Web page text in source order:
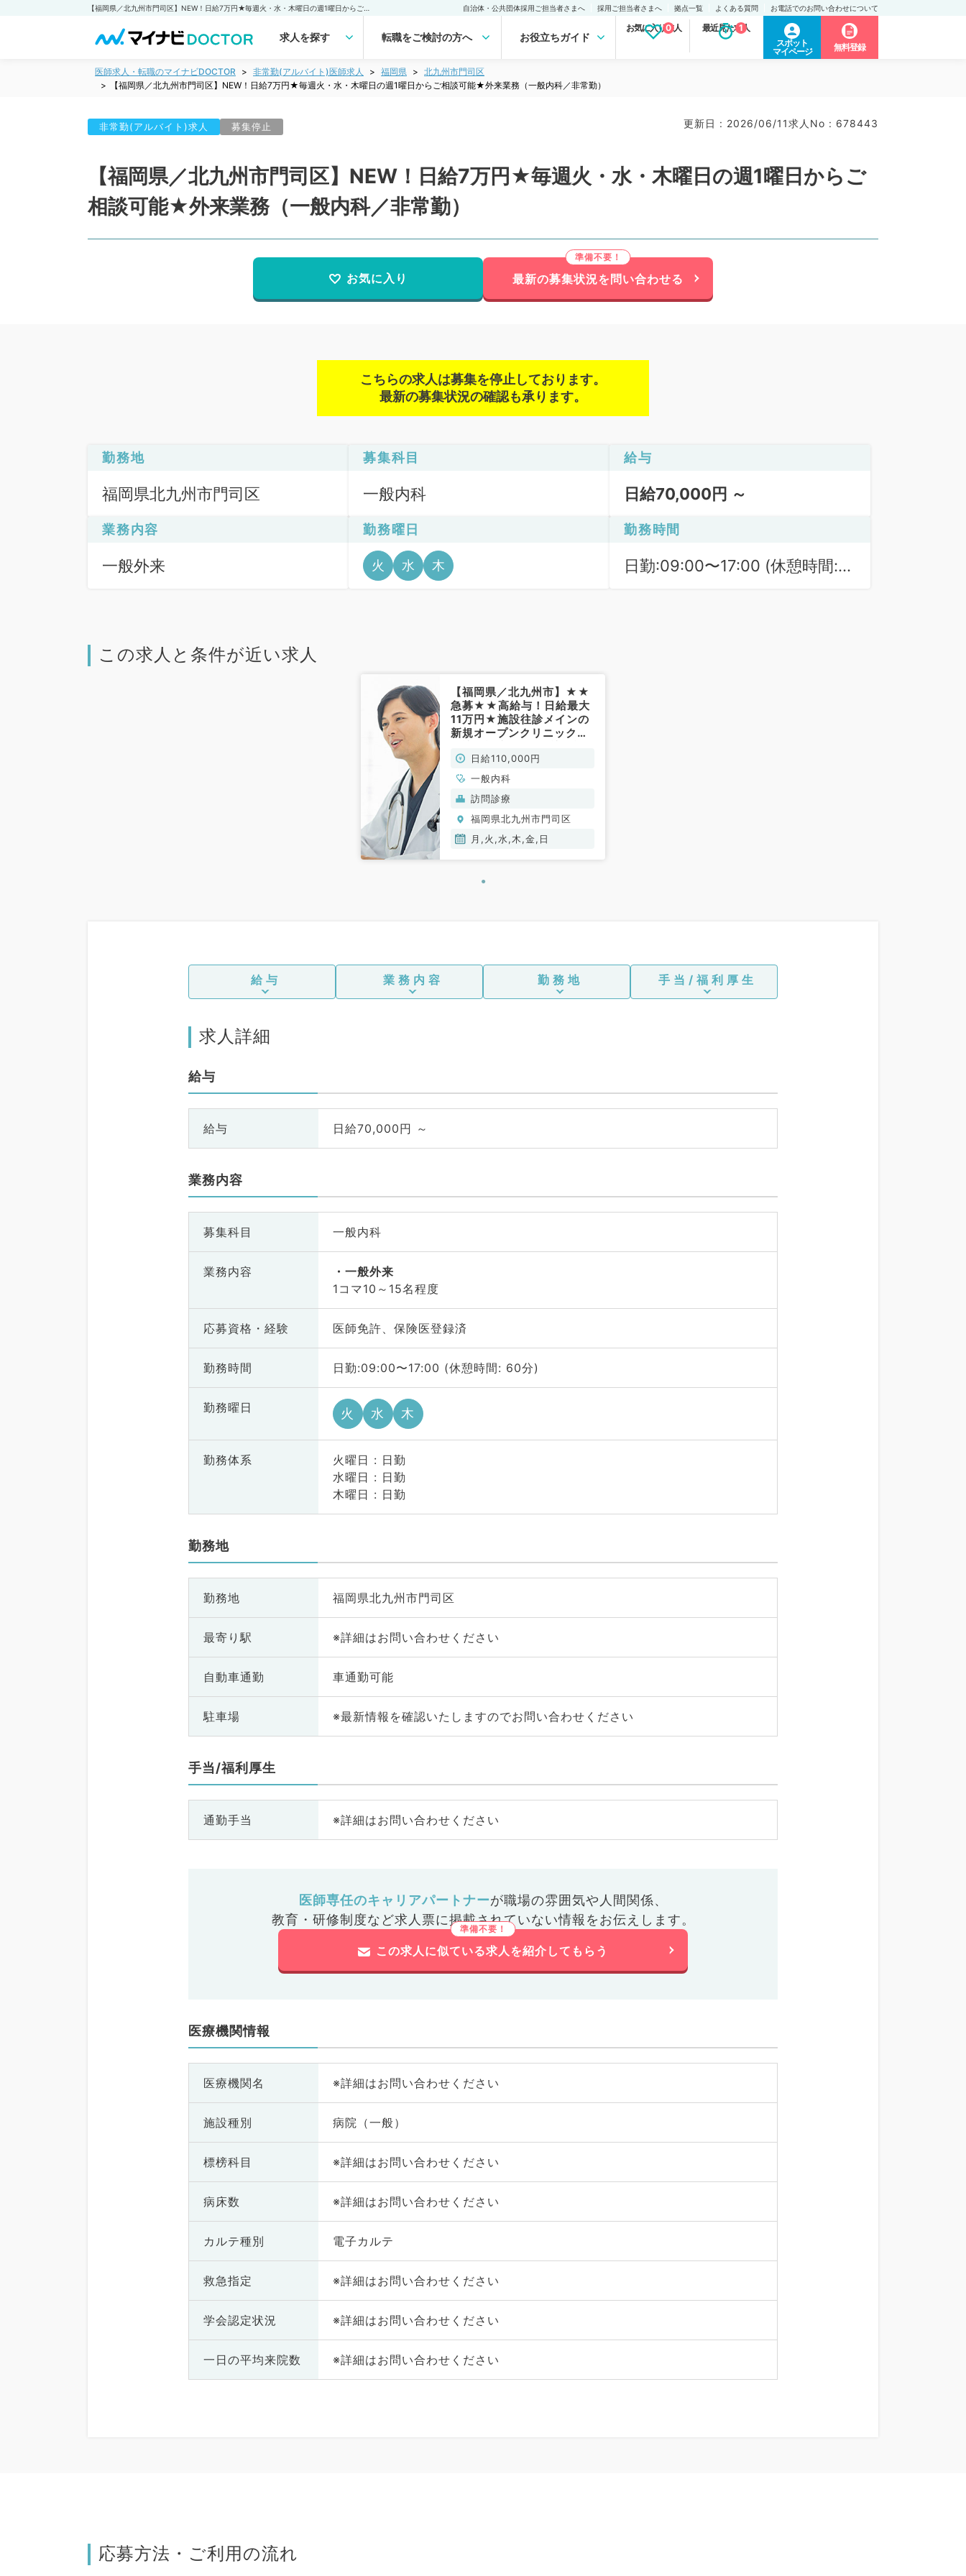
自治体・公共団体採用ご担当者さまへ 採用ご担当者さまへ 拠点一覧 よくある質問 お電話でのお問い合わせについて
求人を探す 転職をご検討の方へ お役立ちガイド
お気に入り求人
0 最近見た求人
1
スポット
マイページ
無料登録
医師求人・転職のマイナビDOCTOR 非常勤(アルバイト)医師求人 福岡県
北九州市門司区
【福岡県／北九州市門司区】NEW！日給7万円★毎週火・水・木曜日の週1曜日からご相談可能★外来業務（一般内科／非常勤）
非常勤(アルバイト)求人 募集停止 更新日 : 2026/06/11求人No : 678443
【福岡県／北九州市門司区】NEW！日給7万円★毎週火・水・木曜日の週1曜日からご
相談可能★外来業務（一般内科／非常勤）
お気に入り 最新の募集状況を問い合わせる
こちらの求人は募集を停止しております。
最新の募集状況の確認も承ります。
勤務地
福岡県北九州市門司区
募集科目
一般内科
給与
日給70,000円 ～
業務内容
一般外来
勤務曜日
火 水 木
勤務時間
日勤:09:00〜17:00 (休憩時間:
この求人と条件が近い求人
【福岡県／北九州市】★★
急募★★高給与！日給最大
11万円★施設往診メインの
新規オープンクリニックで
療／非常勤）
日給110,000円
一般内科
訪問診療
福岡県北九州市門司区
月,火,水,木,金,日
給与 業務内容 勤務地 手当/福利厚生
求人詳細
給与
給与 日給70,000円 ～
業務内容
募集科目 一般内科
業務内容
一般外来
1コマ10～15名程度
応募資格・ 経験 医師免許、保険医登録済
勤務時間 日勤:09:00〜17:00 (休憩時間: 60分)
勤務曜日 火 水 木
勤務体系
火曜日 : 日勤
水曜日 : 日勤
木曜日 : 日勤
勤務地
勤務地 福岡県北九州市門司区
最寄り駅 ※詳細はお問い合わせください
自動車通勤 車通勤可能
駐車場 ※最新情報を確認いたしますのでお問い合わせください
手当/福利厚生
通勤手当 ※詳細はお問い合わせください
医師専任のキャリアパートナーが職場の雰囲気や人間関係、
教育・研修制度など求人票に掲載されていない情報をお伝えします。
この求人に似ている求人を紹介してもらう
医療機関情報
医療機関名 ※詳細はお問い合わせください
施設種別 病院（一般）
標榜科目 ※詳細はお問い合わせください
病床数 ※詳細はお問い合わせください
カルテ種別 電子カルテ
救急指定 ※詳細はお問い合わせください
学会認定状況 ※詳細はお問い合わせください
一日の平均来院数 ※詳細はお問い合わせください
応募方法・ご利用の流れ